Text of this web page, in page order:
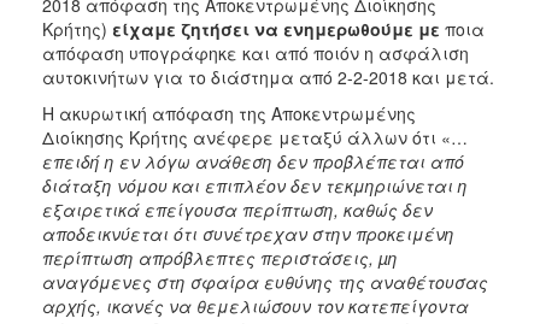
Κρήτης) είχαμε ζητήσει να ενημερωθούμε με ποια
απόφαση υπογράφηκε και από ποιόν η ασφάλιση
αυτοκινήτων για το διάστημα από 2-2-2018 και μετά.
Η ακυρωτική απόφαση της Αποκεντρωμένης
Διοίκησης Κρήτης ανέφερε μεταξύ άλλων ότι «…
επειδή η εν λόγω ανάθεση δεν προβλέπεται από
διάταξη νόμου και επιπλέον δεν τεκμηριώνεται η
εξαιρετικά επείγουσα περίπτωση, καθώς δεν
αποδεικνύεται ότι συνέτρεχαν στην προκειμένη
περίπτωση απρόβλεπτες περιστάσεις, µη
αναγόμενες στη σφαίρα ευθύνης της αναθέτουσας
αρχής, ικανές να θεμελιώσουν τον κατεπείγοντα